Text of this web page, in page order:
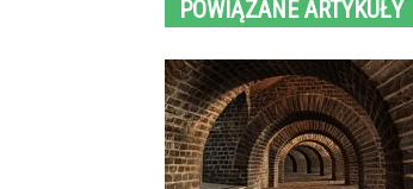
POWIĄZANE ARTYKUŁY